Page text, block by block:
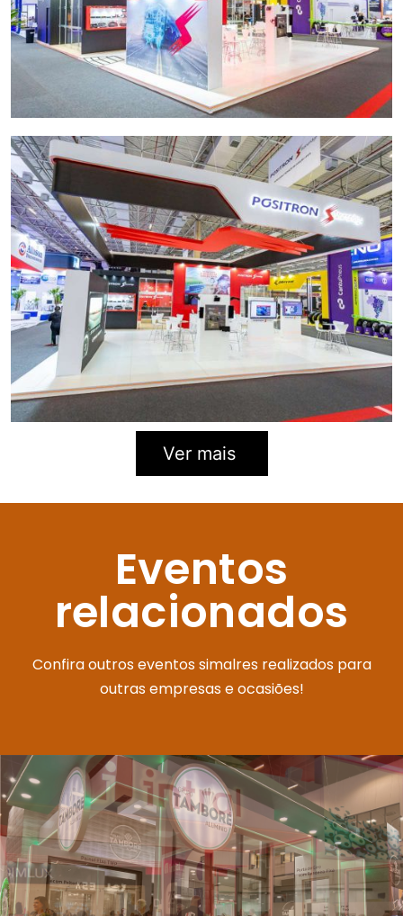
Ver mais
Eventos
relacionados
Confira outros eventos simalres realizados para
outras empresas e ocasiões!